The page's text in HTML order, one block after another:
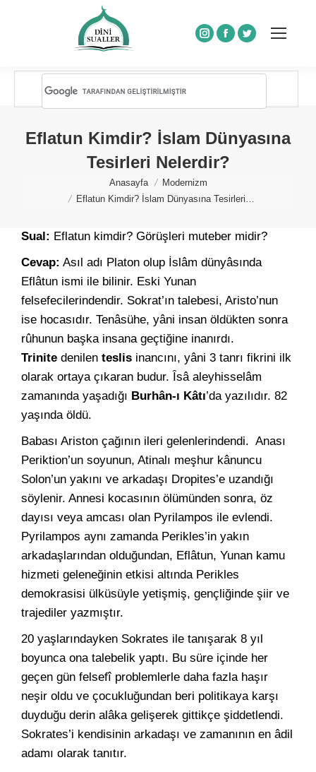
Instagram
Facebook
Twitter
Eflatun Kimdir? İslam Dünyasına
Tesirleri Nelerdir?
Anasayfa
Modernizm
Eflatun Kimdir? İslam Dünyasına Tesirleri…
Sual: Eflatun kimdir? Görüşleri muteber midir?
Cevap: Asıl adı Platon olup İslâm dünyâsında
Eflâtun ismi ile bilinir. Eski Yunan
felsefecilerindendir. Sokrat’ın talebesi, Aristo’nun
ise hocasıdır. Tenâsühe, yâni insan öldükten sonra
rûhunun başka insana geçtiğine inanırdı.
Trinite denilen teslis inancını, yâni 3 tanrı fikrini ilk
olarak ortaya çıkaran budur. Îsâ aleyhisselâm
zamanında yaşadığı Burhân-ı Kâtı’da yazılıdır. 82
yaşında öldü.
Babası Ariston çağının ileri gelenlerindendi. Anası
Periktion’un soyunun, Atinalı meşhur kânuncu
Solon’un yakını ve arkadaşı Dropites’e uzandığı
söylenir. Annesi kocasının ölümünden sonra, öz
dayısı veya amcası olan Pyrilampos ile evlendi.
Pyrilampos aynı zamanda Perikles’in yakın
arkadaşlarından olduğundan, Eflâtun, Yunan kamu
hizmeti geleneğinin etkisi altında Perikles
demokrasisi ülküsüyle yetişmiş, gençliğinde şiir ve
trajediler yazmıştır.
20 yaşlarındayken Sokrates ile tanışarak 8 yıl
boyunca ona talebelik yaptı. Bu süre içinde her
geçen gün felsefî problemlerle daha fazla haşır
neşir oldu ve çocukluğundan beri politikaya karşı
duyduğu derin alâka gelişerek gittikçe şiddetlendi.
Sokrates’i kendisinin arkadaşı ve zamanının en âdil
adamı olarak tanıtır.